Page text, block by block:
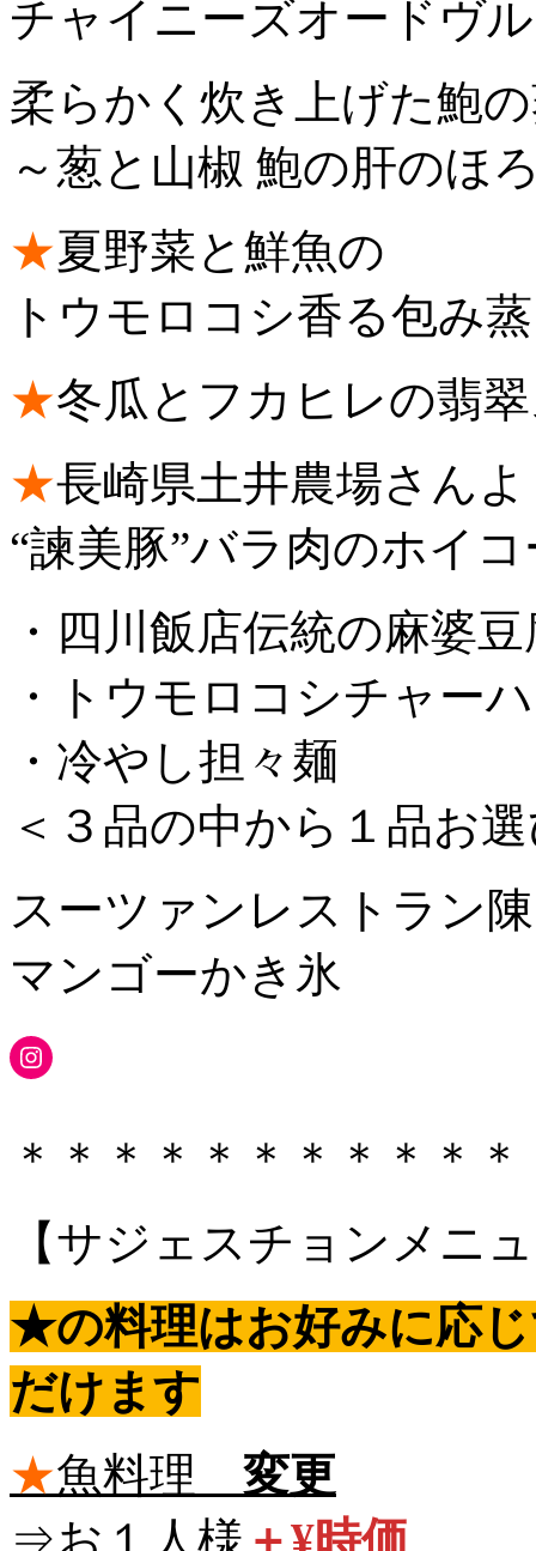
チャイニーズオードヴル
柔らかく炊き上げた鮑
～葱と山椒 鮑の肝のほ
★夏野菜と鮮魚の
トウモロコシ香る包み
★冬瓜とフカヒレの翡
★長崎県土井農場さん
“諫美豚”バラ肉のホイ
・四川飯店伝統の麻婆
・トウモロコシチャー
・冷やし担々麺
＜３品の中から１品お
スーツァンレストラン
マンゴーかき氷
Instagram
＊＊＊＊＊＊＊＊＊＊
【サジェスチョンメニ
★の料理はお好みに応
だけます
★魚料理 変更
⇒お１人様 ＋¥時価